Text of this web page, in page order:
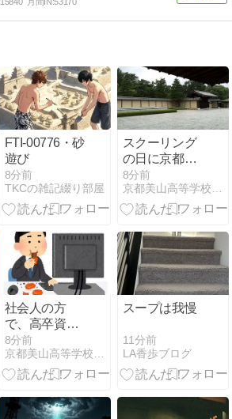
FTI-00776・砂
遊び
8分前
TKCの雑記綴り部屋
スクーリング
の日に京都観
光をするのも
いいですね
8分前
京都美山高等学校 保健体育科 担当教員のつぶやき
社会人の方
で、高卒資格
取得を目指し
ている方
8分前
京都美山高等学校 地歴公民科 担当教員のつぶやき
スープは我慢
11分前
LA香歩ブログ